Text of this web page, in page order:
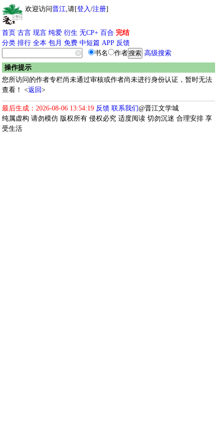
欢迎访问晋江,请[登入/注册]
首页 古言 现言 纯爱 衍生 无CP+ 百合 完结
分类 排行 全本 包月 免费 中短篇 APP 反馈
书名
作者
高级搜索
操作提示
您所访问的作者专栏尚未通过审核或作者尚未进行身份认证，暂时无法
查看！ <返回>
最后生成：2026-08-06 13:54:19 反馈 联系我们@晋江文学城
纯属虚构 请勿模仿 版权所有 侵权必究 适度阅读 切勿沉迷 合理安排 享
受生活